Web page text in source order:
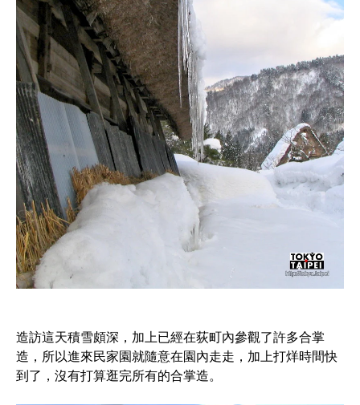
造訪這天積雪頗深，加上已經在荻町內參觀了許多合掌
造，所以進來民家園就隨意在園內走走，加上打烊時間快
到了，沒有打算逛完所有的合掌造。